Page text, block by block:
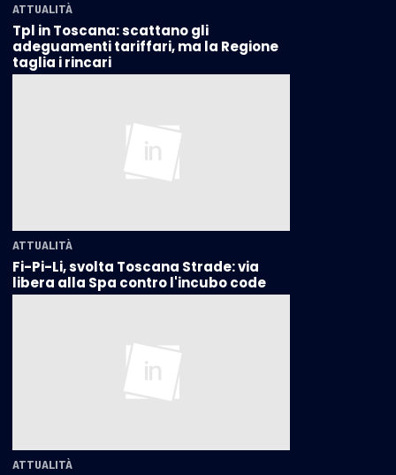
ATTUALITÀ
Tpl in Toscana: scattano gli
adeguamenti tariffari, ma la Regione
taglia i rincari
ATTUALITÀ
Fi-Pi-Li, svolta Toscana Strade: via
libera alla Spa contro l'incubo code
ATTUALITÀ